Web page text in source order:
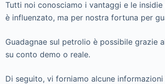
Tutti noi conosciamo i vantaggi e le
è influenzato, ma per nostra fortuna per
Guadagnae sul petrolio è possibile grazie
su conto demo o reale.
Di seguito, vi forniamo alcune